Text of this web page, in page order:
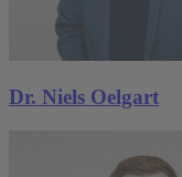
Dr. Niels Oelgart